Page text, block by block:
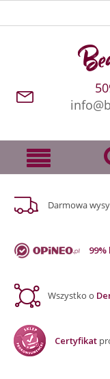
Darmowa
Wszystko o
Certyfikat